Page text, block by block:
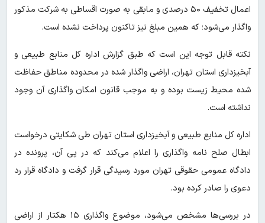
اعمال تخفیف ۵۰ درصدی و مابقی به صورت اقساطی به شرکت مذکور
واگذار می‌شود؛ که همین مبلغ نیز تاکنون پرداخت نشده است.
نکته قابل توجه این است که طبق گزارش اداره کل منابع طبیعی و
آبخیزداری استان تهران، اراضی واگذار شده در محدوده مناطق حفاظت
شده محیط زیست بوده و به موجب قانون امکان واگذاری آن وجود
نداشته است.
اداره کل منابع طبیعی و آبخیزداری استان تهران طی شکایتی درخواست
ابطال صلح نامه واگذاری را اعلام می‌کند که در پی آن، پرونده در
دادگاه عمومی حقوقی تهران مورد رسیدگی قرار گرفت و دادگاه قرار رد
دعوی را صادر کرده بود.
در بررسی‌ها مشخص می‌شود، موضوع واگذاری ۱۵ هکتار از اراضی